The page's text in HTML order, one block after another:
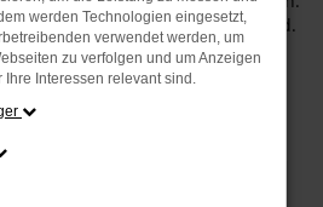
Dingen unglaublich geldsparend.
werden Technologien eingesetzt,
verwendet werden, um
zu verfolgen und um Anzeigen
Ihre Interessen relevant sind.